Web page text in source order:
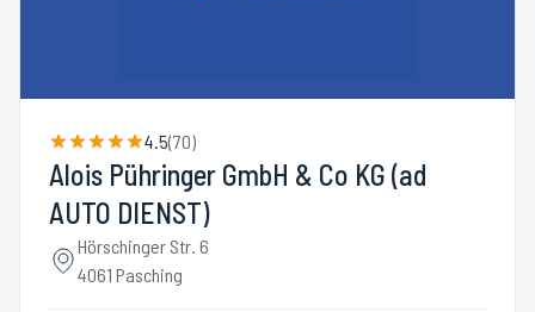
4.5(70)
Alois Pühringer GmbH & Co KG (ad
AUTO DIENST)
Hörschinger Str. 6
4061 Pasching